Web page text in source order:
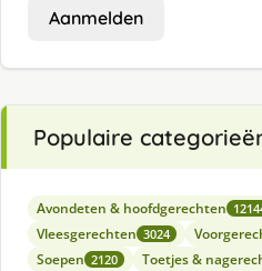
Aanmelden
Populaire
Avondeten & hoofdgerechten
Vleesgerechten 3024
Soepen 2120 Toetjes &